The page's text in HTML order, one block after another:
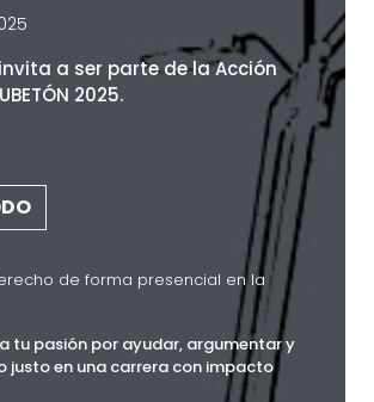
invita a ser parte de la Acción
2025.
de forma presencial en la
tu pasión por ayudar, argumentar y
justo en una carrera con impacto